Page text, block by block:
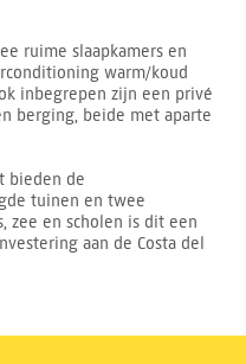
ruime slaapkamers en
warm/koud
inbegrepen zijn een privé
berging, beide met aparte
bieden de
tuinen en twee
zee en scholen is dit een
aan de Costa del